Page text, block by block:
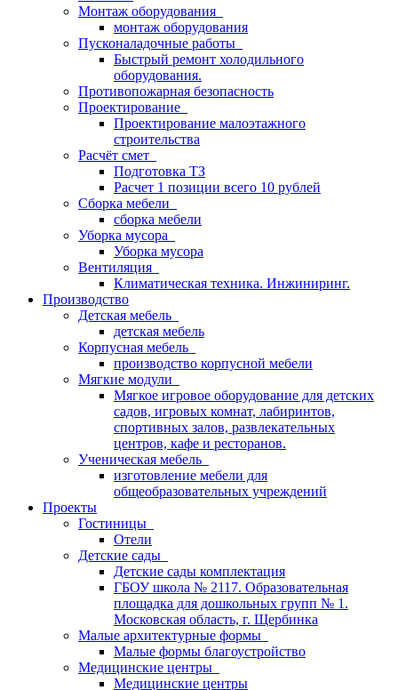
Монтаж оборудования
монтаж оборудования
Пусконаладочные работы
Быстрый ремонт холодильного
оборудования.
Противопожарная безопасность
Проектирование
Проектирование малоэтажного
строительства
Расчёт смет
Подготовка ТЗ
Расчет 1 позиции всего 10 рублей
Сборка мебели
сборка мебели
Уборка мусора
Уборка мусора
Вентиляция
Климатическая техника. Инжиниринг.
Производство
Детская мебель
детская мебель
Корпусная мебель
производство корпусной мебели
Мягкие модули
Мягкое игровое оборудование для детских
садов, игровых комнат, лабиринтов,
спортивных залов, развлекательных
центров, кафе и ресторанов.
Ученическая мебель
изготовление мебели для
общеобразовательных учреждений
Проекты
Гостиницы
Отели
Детские сады
Детские сады комплектация
ГБОУ школа № 2117. Образовательная
площадка для дошкольных групп № 1.
Московская область, г. Щербинка
Малые архитектурные формы
Малые формы благоустройство
Медицинские центры
Медицинские центры